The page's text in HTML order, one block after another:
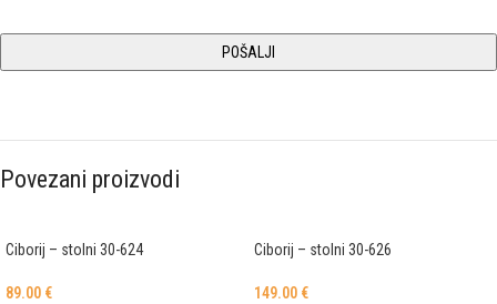
Povezani proizvodi
Ciborij – stolni 30-624
89.00 €
Ciborij – stolni 30-626
149.00 €